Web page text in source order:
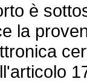
è
la